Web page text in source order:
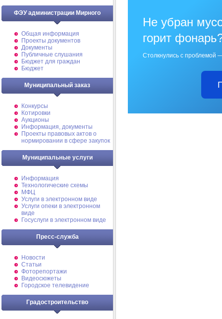
ФЭУ администрации Мирного
Общая информация
Проекты документов
Документы
Публичные слушания
Бюджет для граждан
Бюджет
Муниципальный заказ
Конкурсы
Котировки
Аукционы
Информация, документы
Проекты правовых актов о
нормировании в сфере закупок
Муниципальные услуги
Информация
Технологические схемы
МФЦ
Услуги в электронном виде
Услуги опеки в электронном
виде
Госуслуги в электронном виде
Пресс-служба
Новости
Статьи
Фоторепортажи
Видеосюжеты
Городское телевидение
Градостроительство
Не убран
горит
Столкнулись с проблемой